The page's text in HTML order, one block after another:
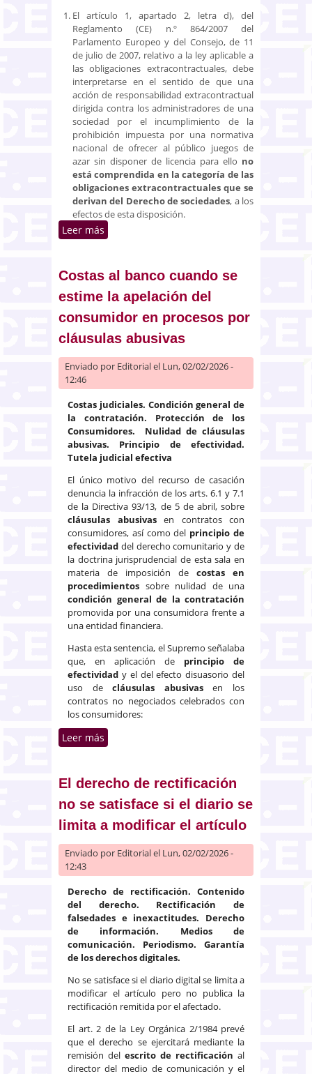
El artículo 1, apartado 2, letra d), del
Reglamento (CE) n.º 864/2007 del
Parlamento Europeo y del Consejo, de 11
de julio de 2007, relativo a la ley aplicable a
las obligaciones extracontractuales, debe
interpretarse en el sentido de que una
acción de responsabilidad extracontractual
dirigida contra los administradores de una
sociedad por el incumplimiento de la
prohibición impuesta por una normativa
nacional de ofrecer al público juegos de
azar sin disponer de licencia para ello no
está comprendida en la categoría de las
obligaciones extracontractuales que se
derivan del Derecho de sociedades, a los
efectos de esta disposición.
Leer más
en el que este tiene su
residencia habitual
Costas al banco cuando se
estime la apelación del
consumidor en procesos por
cláusulas abusivas
Enviado por Editorialel Lun, 02/02/2026 -
12:46
Costas judiciales. Condición general de
la contratación. Protección de los
Consumidores. Nulidad de cláusulas
abusivas. Principio de efectividad.
Tutela judicial efectiva
El único motivo del recurso de casación
denuncia la infracción de los arts. 6.1 y 7.1
de la Directiva 93/13, de 5 de abril, sobre
cláusulas abusivasen contratos con
consumidores, así como del principio de
efectividad del derecho comunitario y de
la doctrina jurisprudencial de esta sala en
materia de imposición de costas en
procedimientos sobre nulidad de una
condición general de la contratación
promovida por una consumidora frente a
una entidad financiera.
Hasta esta sentencia, el Supremo señalaba
que, en aplicación de principio de
efectividad y el del efecto disuasorio del
uso decláusulas abusivasen los
contratos no negociados celebrados con
los consumidores:
Leer más
cláusulas abusivas
El derecho de rectificación
no se satisface si el diario se
limita a modificar el artículo
Enviado por Editorialel Lun, 02/02/2026 -
12:43
Derecho de rectificación. Contenido
del derecho. Rectificación de
falsedades e inexactitudes. Derecho
de información. Medios de
comunicación. Periodismo. Garantía
de los derechos digitales.
No se satisface si el diario digital se limita a
modificar el artículo pero no publica la
rectificación remitida por el afectado.
El art. 2 de la Ley Orgánica 2/1984 prevé
que el derecho se ejercitará mediante la
remisión del escrito de rectificación al
director del medio de comunicación y el